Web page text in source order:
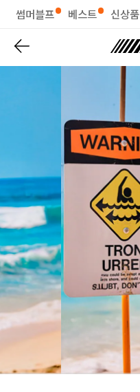
썸머블프 베스트 신상품